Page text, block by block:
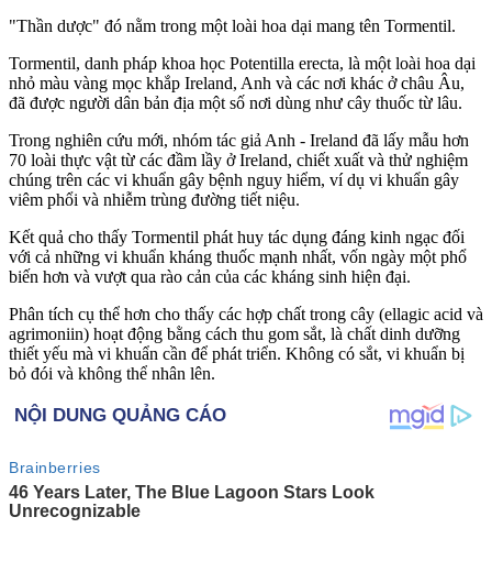
"Thần dược" đó nằm trong một loài hoa dại mang tên Tormentil.
Tormentil, danh pháp khoa học Potentilla erecta, là một loài hoa dại
nhỏ màu vàng mọc khắp Ireland, Anh và các nơi khác ở châu Âu,
đã được người dân bản địa một số nơi dùng như cây thuốc từ lâu.
Trong nghiên cứu mới, nhóm tác giả Anh - Ireland đã lấy mẫu hơn
70 loài thực vật từ các đầm lầy ở Ireland, chiết xuất và thử nghiệm
chúng trên các vi khuẩn gây bệnh nguy hiểm, ví dụ vi khuẩn gây
viêm phổi và nhiễm trùng đường tiết niệu.
Kết quả cho thấy Tormentil phát huy tác dụng đáng kinh ngạc đối
với cả những vi khuẩn kháng thuốc mạnh nhất, vốn ngày một phổ
biến hơn và vượt qua rào cản của các kháng sinh hiện đại.
Phân tích cụ thể hơn cho thấy các hợp chất trong cây (ellagic acid và
agrimoniin) hoạt động bằng cách thu gom sắt, là chất dinh dưỡng
thiết yếu mà vi khuẩn cần để phát triển. Không có sắt, vi khuẩn bị
bỏ đói và không thể nhân lên.